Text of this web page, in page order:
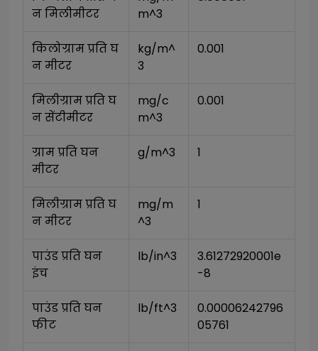
न मिलीमीटर
m^3
किलोग्राम प्रति घ
न मीटर
kg/m^
3
0.001
मिलीग्राम प्रति घ
न सेंटीमीटर
mg/c
m^3
0.001
ग्राम प्रति घन
मीटर
g/m^3 1
मिलीग्राम प्रति घ
न मीटर
mg/m
^3
1
पाउंड प्रति घन
इंच
lb/in^3
3.61272920001e
-8
पाउंड प्रति घन
फीट
lb/ft^3
0.00006242796
05761